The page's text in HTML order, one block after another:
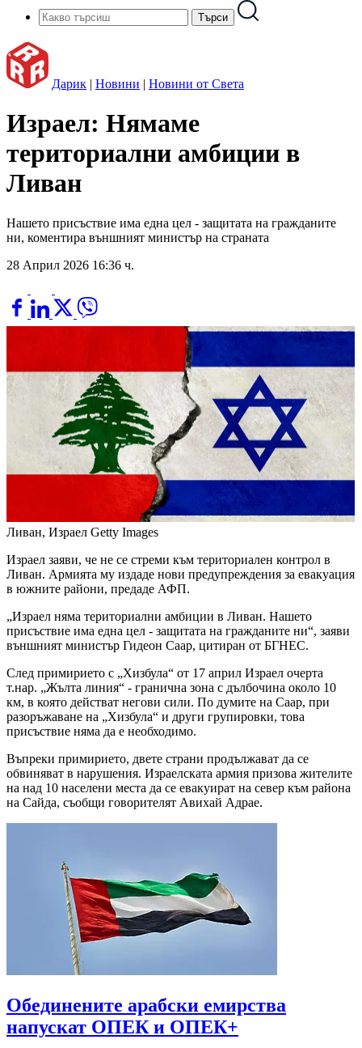
Дарик | Новини | Новини от Света
Израел: Нямаме
териториални амбиции в
Ливан
Нашето присъствие има една цел - защитата на гражданите
ни, коментира външният министър на страната
28 Април 2026 16:36 ч.
Ливан, Израел Getty Images
Израел заяви, че не се стреми към териториален контрол в
Ливан. Армията му издаде нови предупреждения за евакуация
в южните райони, предаде АФП.
„Израел няма териториални амбиции в Ливан. Нашето
присъствие има една цел - защитата на гражданите ни“, заяви
външният министър Гидеон Саар, цитиран от БГНЕС.
След примирието с „Хизбула“ от 17 април Израел очерта
т.нар. „Жълта линия“ - гранична зона с дълбочина около 10
км, в която действат негови сили. По думите на Саар, при
разоръжаване на „Хизбула“ и други групировки, това
присъствие няма да е необходимо.
Въпреки примирието, двете страни продължават да се
обвиняват в нарушения. Израелската армия призова жителите
на над 10 населени места да се евакуират на север към района
на Сайда, съобщи говорителят Авихай Адрае.
Обединените арабски емирства
напускат ОПЕК и ОПЕК+